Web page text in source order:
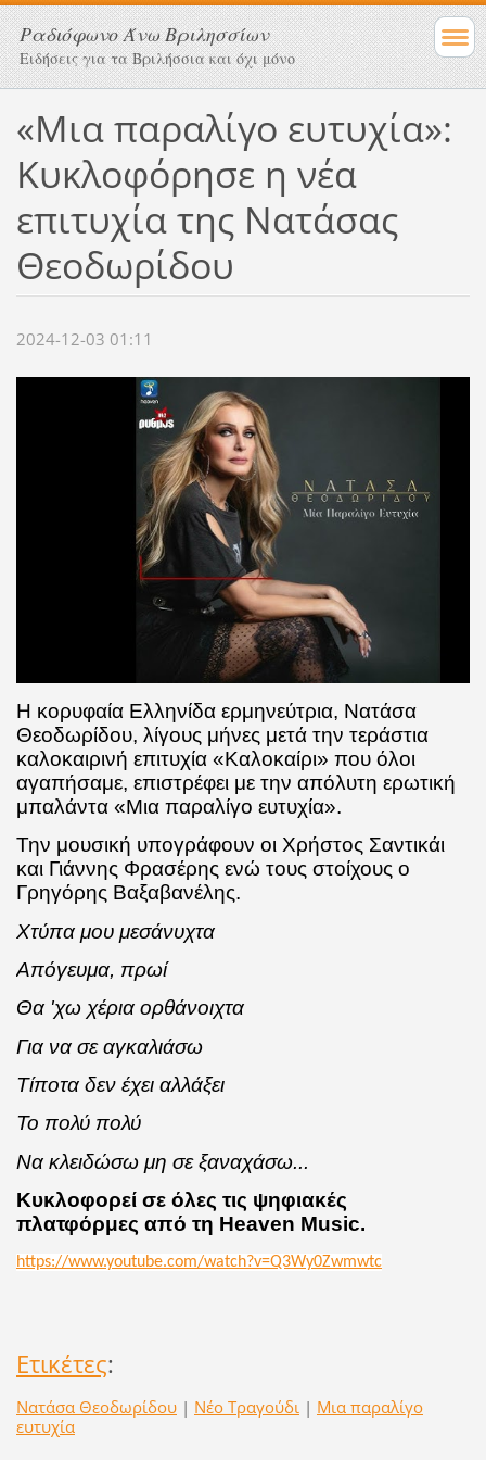
Ραδιόφωνο Άνω Βριλησσίων
Ειδήσεις για τα Βριλήσσια και όχι μόνο
«Μια παραλίγο ευτυχία»:
Κυκλοφόρησε η νέα
επιτυχία της Νατάσας
Θεοδωρίδου
2024-12-03 01:11
Η κορυφαία Ελληνίδα ερμηνεύτρια, Νατάσα
Θεοδωρίδου, λίγους μήνες μετά την τεράστια
καλοκαιρινή επιτυχία «Καλοκαίρι» που όλοι
αγαπήσαμε, επιστρέφει με την απόλυτη ερωτική
μπαλάντα «Μια παραλίγο ευτυχία».
Την μουσική υπογράφουν οι Χρήστος Σαντικάι
και Γιάννης Φρασέρης ενώ τους στοίχους ο
Γρηγόρης Βαξαβανέλης.
Χτύπα μου μεσάνυχτα
Απόγευμα, πρωί
Θα 'χω χέρια ορθάνοιχτα
Για να σε αγκαλιάσω
Τίποτα δεν έχει αλλάξει
Το πολύ πολύ
Να κλειδώσω μη σε ξαναχάσω...
Κυκλοφορεί σε όλες τις ψηφιακές
πλατφόρμες από τη Heaven Music.
https://www.youtube.com/watch?v=Q3Wy0Zwmwtc
Ετικέτες:
Νατάσα Θεοδωρίδου | Νέο Τραγούδι | Μια παραλίγο
ευτυχία